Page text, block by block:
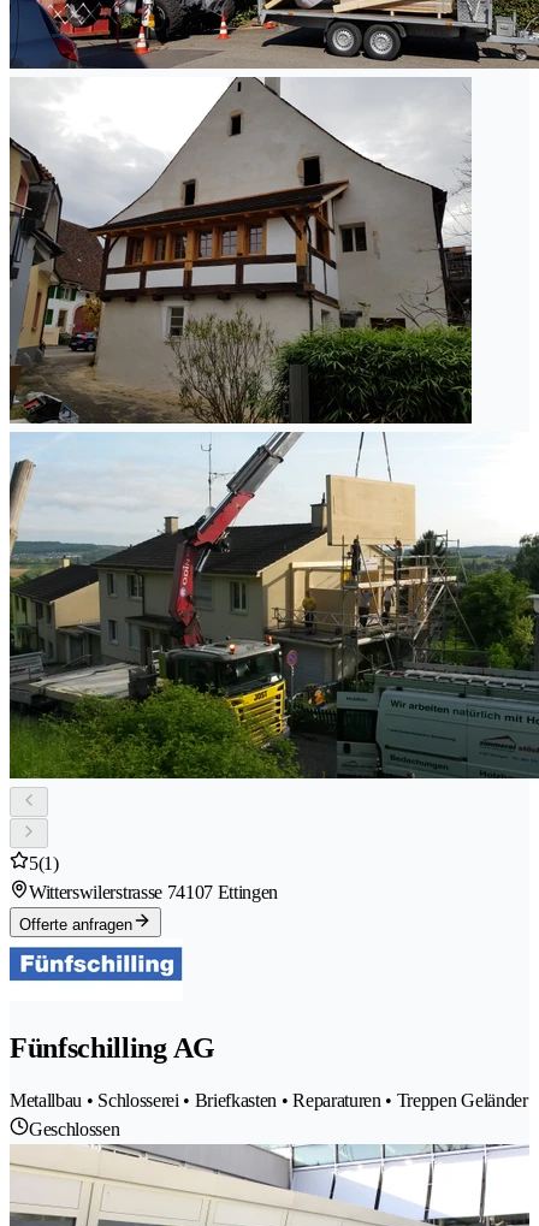
5(1)
Witterswilerstrasse 74107 Ettingen
Offerte anfragen
Fünfschilling AG
Metallbau • Schlosserei • Briefkasten • Reparaturen • Treppen Geländer
Geschlossen